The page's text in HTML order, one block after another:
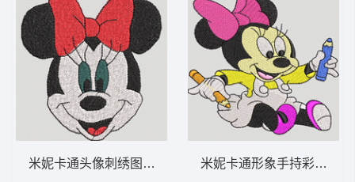
米妮卡通头像刺绣图案 米妮 38-DST格式米妮卡通形象手持彩色铅